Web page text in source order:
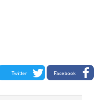
Facebook
Twitter